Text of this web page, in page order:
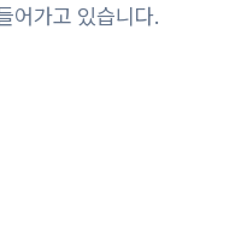
어가고 있습니다.